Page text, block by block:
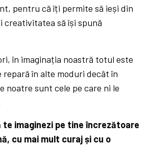
pentru că îți permite să ieși din
creativitatea să își spună
în imaginația noastră totul este
repară în alte moduri decât în
noatre sunt cele pe care ni le
te imaginezi pe tine încrezătoare
cu mai mult curaj și cu o